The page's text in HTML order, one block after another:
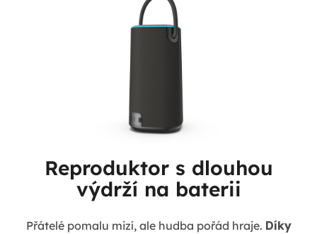
Reproduktor s dlouhou
výdrží na baterii
Přátelé pomalu mizí, ale hudba pořád hraje. Díky